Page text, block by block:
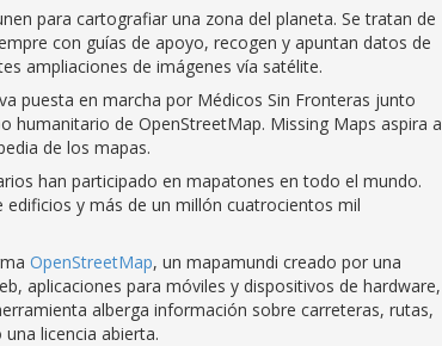
para cartografiar una zona del planeta. Se tratan de
con guías de apoyo, recogen y apuntan datos de
ampliaciones de imágenes vía satélite.
puesta en marcha por Médicos Sin Fronteras junto
humanitario de OpenStreetMap. Missing Maps aspira a
de los mapas.
han participado en mapatones en todo el mundo.
y más de un millón cuatrocientos mil
OpenStreetMap, un mapamundi creado por una
aplicaciones para móviles y dispositivos de hardware,
alberga información sobre carreteras, rutas,
licencia abierta.